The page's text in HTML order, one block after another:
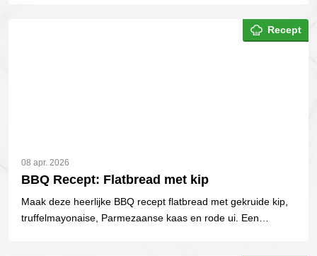
Recept
08 apr. 2026
BBQ Recept: Flatbread met kip
Maak deze heerlijke BBQ recept flatbread met gekruide kip,
truffelmayonaise, Parmezaanse kaas en rode ui. Een